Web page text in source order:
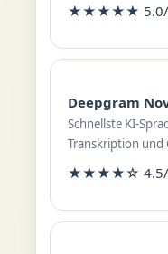
★★★★★ 5.0/
Deepgram
Schnellste KI-
Transkription und
★★★★☆ 4.5/